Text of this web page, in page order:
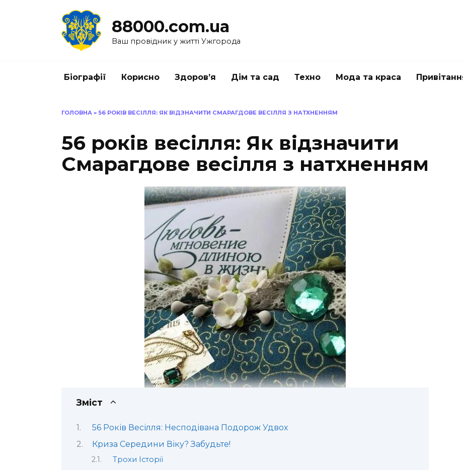
88000.com.ua
Ваш провідник у житті Ужгорода
Біографії Корисно Здоров’я Дім та сад Техно Мода та краса
ГОЛОВНА » 56 РОКІВ ВЕСІЛЛЯ: ЯК ВІДЗНАЧИТИ СМАРАГДОВЕ ВЕСІЛЛЯ З НАТХНЕННЯМ
56 років весілля: Як відзначити
Смарагдове весілля з натхненням
Зміст
56 Років Весілля: Несподівана Подорож Удвох
Криза Середини Віку? Забудьте!
Трохи Історії